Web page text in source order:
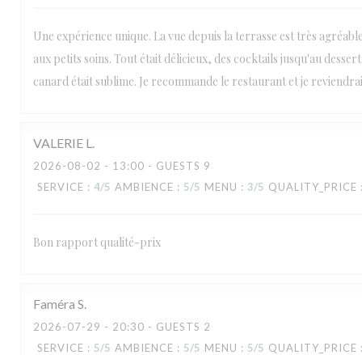
Une expérience unique. La vue depuis la terrasse est très
aux petits soins. Tout était délicieux, des cocktails jusqu'au
canard était sublime. Je recommande le restaurant et je
VALERIE L
2026-08-02 - 13:00 - GUESTS 9
SERVICE : 4/5 AMBIENCE : 5/5 MENU : 3/5 QUALITY_PRICE
Bon rapport qualité-prix
Faméra S
2026-07-29 - 20:30 - GUESTS 2
SERVICE : 5/5 AMBIENCE : 5/5 MENU : 5/5 QUALITY_PRICE